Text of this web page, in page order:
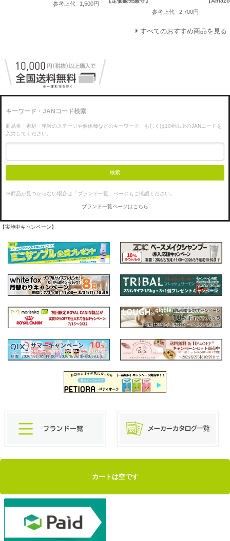
参考上代 1,500円
参考上代
2,700円
すべてのおすすめ商品を見る
キーワード・JANコード検索
商品名・素材・年齢のステージや個体種などのキーワード、もしくは10桁以上のJANコードを
入力してください。
検索
※商品が見つからない場合は「ブランド一覧」ページもご確認ください。
ブランド一覧ページはこちら
【実施中キャンペーン】
カートは空です